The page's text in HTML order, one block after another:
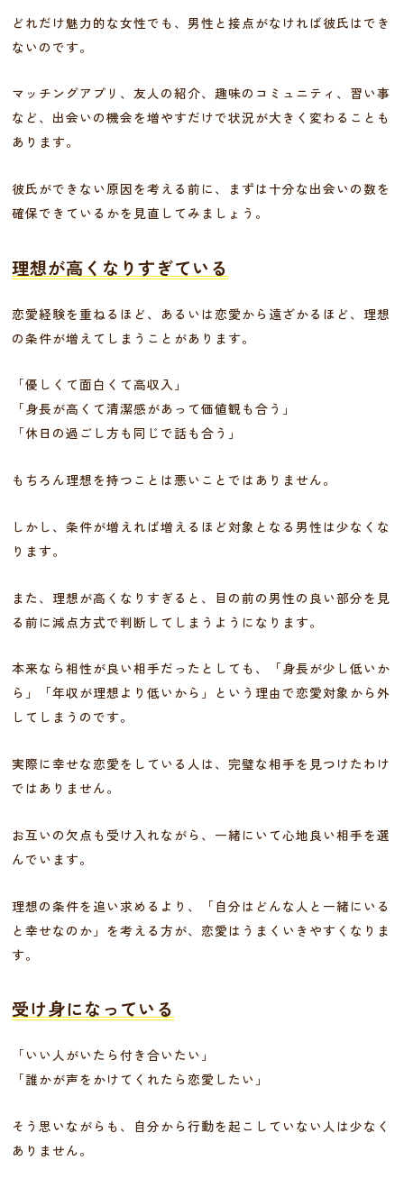
どれだけ魅力的な女性でも、男性と接点がなければ彼氏はでき
ないのです。
マッチングアプリ、友人の紹介、趣味のコミュニティ、習い事
など、出会いの機会を増やすだけで状況が大きく変わることも
あります。
彼氏ができない原因を考える前に、まずは十分な出会いの数を
確保できているかを見直してみましょう。
理想が高くなりすぎている
恋愛経験を重ねるほど、あるいは恋愛から遠ざかるほど、理想
の条件が増えてしまうことがあります。
「優しくて面白くて高収入」
「身長が高くて清潔感があって価値観も合う」
「休日の過ごし方も同じで話も合う」
もちろん理想を持つことは悪いことではありません。
しかし、条件が増えれば増えるほど対象となる男性は少なくな
ります。
また、理想が高くなりすぎると、目の前の男性の良い部分を見
る前に減点方式で判断してしまうようになります。
本来なら相性が良い相手だったとしても、「身長が少し低いか
ら」「年収が理想より低いから」という理由で恋愛対象から外
してしまうのです。
実際に幸せな恋愛をしている人は、完璧な相手を見つけたわけ
ではありません。
お互いの欠点も受け入れながら、一緒にいて心地良い相手を選
んでいます。
理想の条件を追い求めるより、「自分はどんな人と一緒にいる
と幸せなのか」を考える方が、恋愛はうまくいきやすくなりま
す。
受け身になっている
「いい人がいたら付き合いたい」
「誰かが声をかけてくれたら恋愛したい」
そう思いながらも、自分から行動を起こしていない人は少なく
ありません。